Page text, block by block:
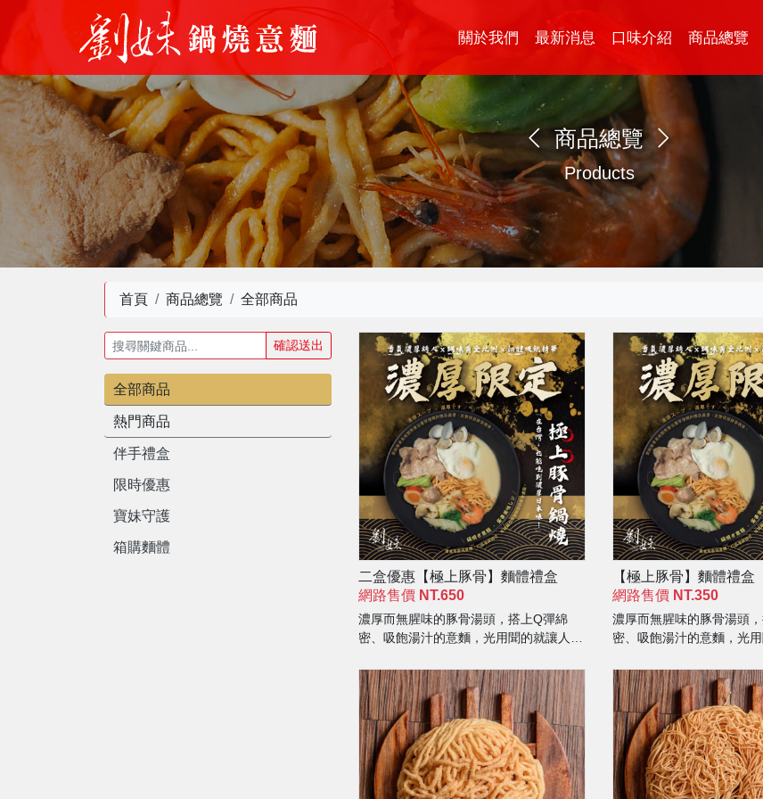
關於我們 最新消息 口味介紹 商品總覽
商品總覽
Products
首頁 商品總覽 全部商品
確認送出
全部商品
熱門商品
伴手禮盒
限時優惠
寶妹守護
箱購麵體
二盒優惠【極上豚骨】麵體禮盒
網路售價 NT.650
濃厚而無腥味的豚骨湯頭，搭上Q彈綿
密、吸飽湯汁的意麵，光用聞的就讓人口
【極上豚骨】麵體禮盒
網路售價 NT.350
濃厚而無腥味的豚骨湯頭
密、吸飽湯汁的意麵，光用